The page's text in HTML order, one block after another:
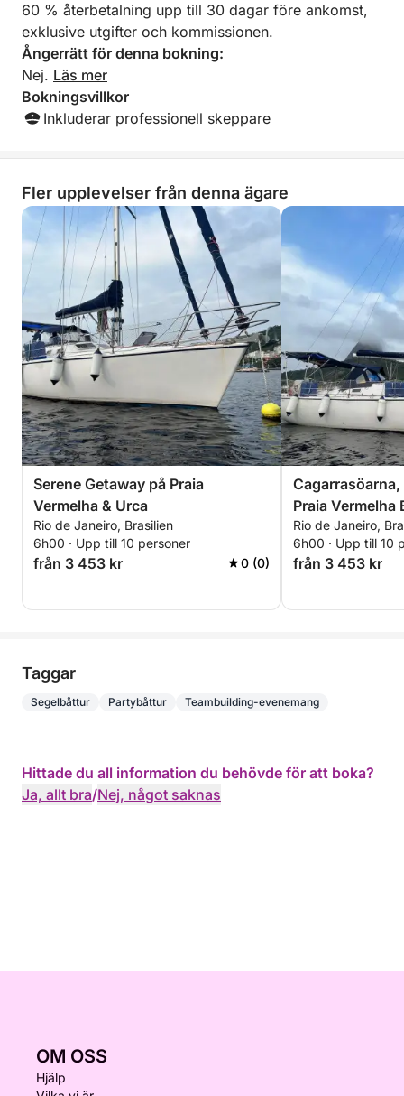
60 % återbetalning upp till 30 dagar före ankomst,
exklusive utgifter och kommissionen.
Ångerrätt för denna bokning:
Nej. Läs mer
Bokningsvillkor
Inkluderar professionell skeppare
Fler upplevelser från denna ägare
Serene Getaway på Praia
Vermelha & Urca
Rio de Janeiro, Brasilien
6h00 · Upp till 10 personer
från 3 453 kr 0 (0)
Praia Vermelha
Rio de Janeiro,
6h00 · Upp till 10
från 3 453 kr
Taggar
Segelbåttur Partybåttur Teambuilding-evenemang
Hittade du all information du behövde för att boka?
Ja, allt bra/Nej, något saknas
OM OSS
Hjälp